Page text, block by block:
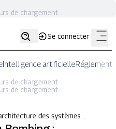
de chargement...
Se connecter
Intelligence artificielle
de chargement...
de chargement...
des systèmes …